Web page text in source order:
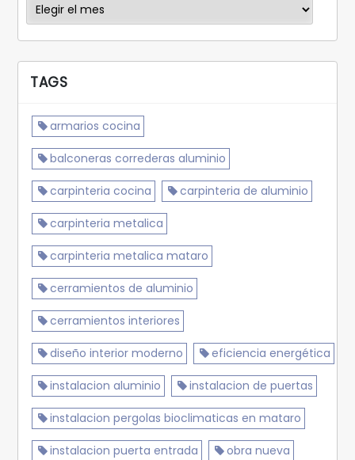
TAGS
armarios cocina
balconeras correderas aluminio
carpinteria cocina carpinteria de aluminio
carpinteria metalica
carpinteria metalica mataro
cerramientos de aluminio
cerramientos interiores
diseño interior moderno eficiencia energética
instalacion aluminio instalacion de puertas
instalacion pergolas bioclimaticas en mataro
instalacion puerta entrada obra nueva